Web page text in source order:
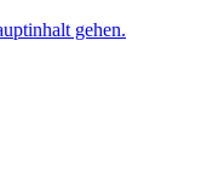
gehen.